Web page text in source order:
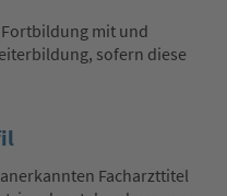
mit und
sofern diese
Facharzttitel